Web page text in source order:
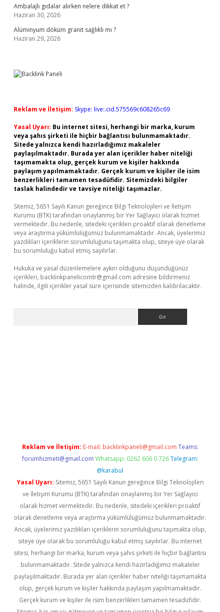
Ambalajlı gıdalar alırken nelere dikkat et ?
Haziran 30, 2026
Alüminyum döküm granit sağlıklı mı ?
Haziran 29, 2026
Reklam ve İletişim: Skype: live:.cid.575569c608265c69
Yasal Uyarı: Bu internet sitesi, herhangi bir marka, kurum
veya şahıs şirketi ile hiçbir bağlantısı bulunmamaktadır.
Sitede yalnızca kendi hazırladığımız makaleler
paylaşılmaktadır. Burada yer alan içerikler haber niteliği
taşımamakta olup, gerçek kurum ve kişiler hakkında
paylaşım yapılmamaktadır. Gerçek kurum ve kişiler ile isim
benzerlikleri tamamen tesadüfidir. Sitemizdeki bilgiler
taslak halindedir ve tavsiye niteliği taşımazlar.
Sitemiz, 5651 Sayılı Kanun gereğince Bilgi Teknolojileri ve İletişim
Kurumu (BTK) tarafından onaylanmış bir Yer Sağlayıcı olarak hizmet
vermektedir. Bu nedenle, sitedeki içerikleri proaktif olarak denetleme
veya araştırma yükümlülüğümüz bulunmamaktadır. Ancak, üyelerimiz
yazdıkları içeriklerin sorumluluğunu taşımakta olup, siteye üye olarak
bu sorumluluğu kabul etmiş sayılırlar.
Hukuka ve yasal düzenlemelere aykırı olduğunu düşündüğünüz
içerikleri, backlinkpanelicomtr@gmail.com adresine bildirmeniz
halinde, ilgili içerikler yasal süre içerisinde sitemizden kaldırılacaktır.
Reklam ve İletişim: E-mail: backlinkpaneli@gmail.com Teams:
forumhizmeti@gmail.com Whatsapp: 0262 606 0 726 Telegram:
@karabul
Yasal Uyarı: Sitemiz, 5651 Sayılı Kanun gereğince Bilgi Teknolojileri
ve İletişim Kurumu (BTK) tarafından onaylanmış bir Yer Sağlayıcı
olarak hizmet vermektedir. Bu nedenle, sitedeki içerikleri proaktif
olarak denetleme veya araştırma yükümlülüğümüz bulunmamaktadır.
Ancak, üyelerimiz yazdıkları içeriklerin sorumluluğunu taşımakta olup,
siteye üye olarak bu sorumluluğu kabul etmiş sayılırlar. Bu internet
sitesi, herhangi bir marka, kurum veya şahıs şirketi ile hiçbir bağlantısı
bulunmamaktadır. Sitede yalnızca kendi hazırladığımız makaleler
paylaşılmaktadır. Burada yer alan içerikler haber niteliği taşımamakta
olup, gerçek kurum ve kişiler hakkında paylaşım yapılmamaktadır.
Gerçek kurum ve kişiler ile isim benzerlikleri tamamen tesadüfidir.